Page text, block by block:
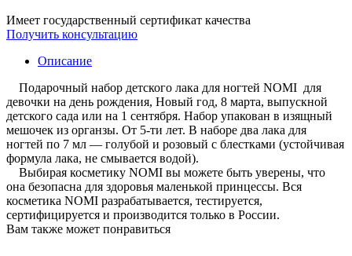
Имеет государственный сертификат качества
Получить консультацию
Описание
Подарочный набор детского лака для ногтей NOMI для
девочки на день рождения, Новый год, 8 марта, выпускной
детского сада или на 1 сентября. Набор упакован в изящный
мешочек из органзы. От 5-ти лет. В наборе два лака для
ногтей по 7 мл — голубой и розовый с блестками (устойчивая
формула лака, не смывается водой).
Выбирая косметику NOMI вы можете быть уверены, что
она безопасна для здоровья маленькой принцессы. Вся
косметика NOMI разрабатывается, тестируется,
сертифицируется и производится только в России.
Вам также может понравиться